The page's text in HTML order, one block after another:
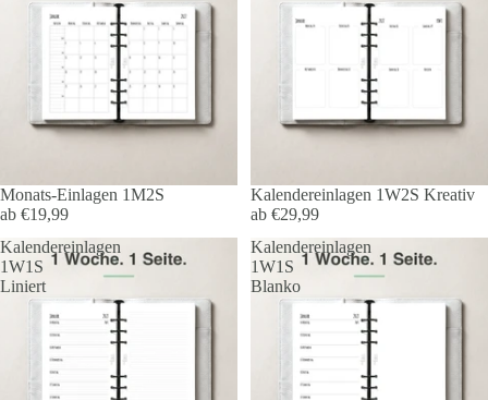
Monats-Einlagen 1M2S
ab €19,99
Kalendereinlagen 1W2S Kreativ
ab €29,99
Kalendereinlagen
1W1S
Liniert
Kalendereinlagen
1W1S
Blanko